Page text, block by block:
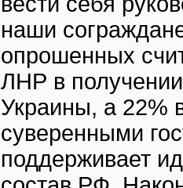
наши
опрошенных
ЛНР в получении
Украины, а 22%
суверенными
поддерживает